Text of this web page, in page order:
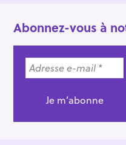
Abonnez-vous à